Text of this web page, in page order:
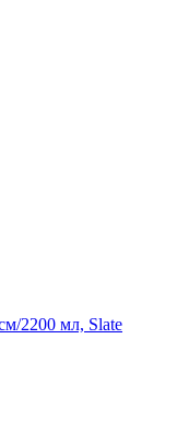
2200 мл, Slate